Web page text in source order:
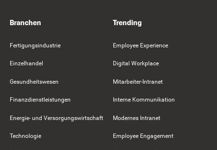
Branchen
Fertigungsindustrie
Einzelhandel
Gesundheitswesen
Finanzdienstleistungen
Energie- und Versorgungswirtschaft
Technologie
Trending
Employee Experience
Digital Workplace
Mitarbeiter-Intranet
Interne Kommunikation
Modernes Intranet
Employee Engagement